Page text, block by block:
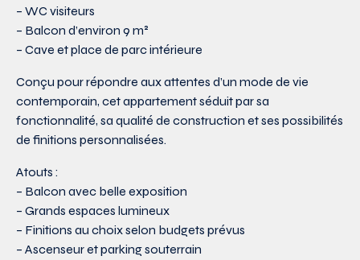
– WC visiteurs
– Balcon d’environ 9 m²
– Cave et place de parc intérieure
Conçu pour répondre aux attentes d’un mode de vie
contemporain, cet appartement séduit par sa
fonctionnalité, sa qualité de construction et ses possibilités
de finitions personnalisées.
Atouts :
– Balcon avec belle exposition
– Grands espaces lumineux
– Finitions au choix selon budgets prévus
– Ascenseur et parking souterrain